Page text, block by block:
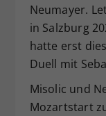
Neumayer.
in Salzburg
hatte erst
Duell mit
Misolic und
Mozartstart